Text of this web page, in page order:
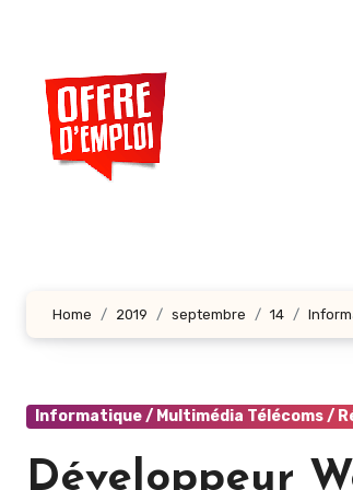
contenu
principal
Home 2019 septembre 14
Informatique / Multimédia Télécoms /
Développeur